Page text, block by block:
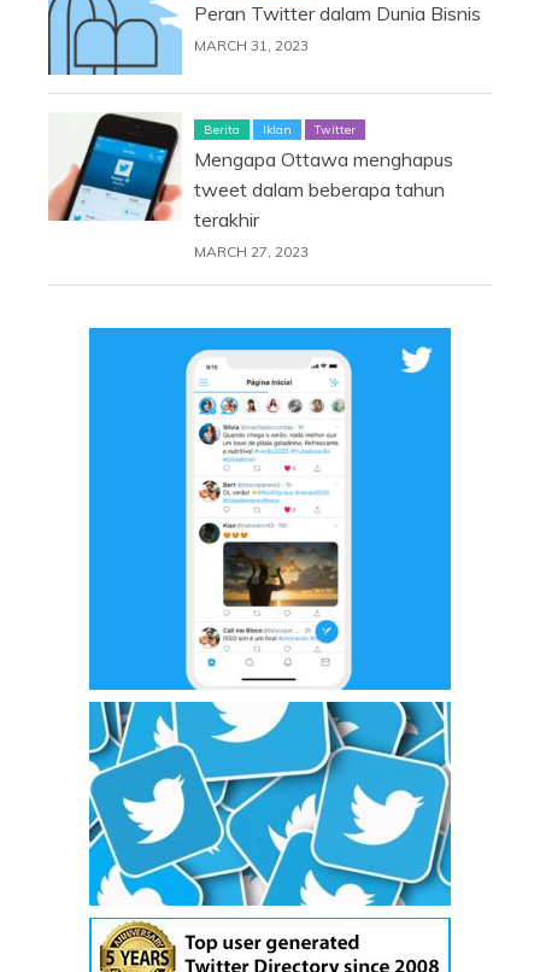
Peran Twitter dalam Dunia Bisnis
MARCH 31, 2023
Berita Iklan Twitter
Mengapa Ottawa menghapus
tweet dalam beberapa tahun
terakhir
MARCH 27, 2023